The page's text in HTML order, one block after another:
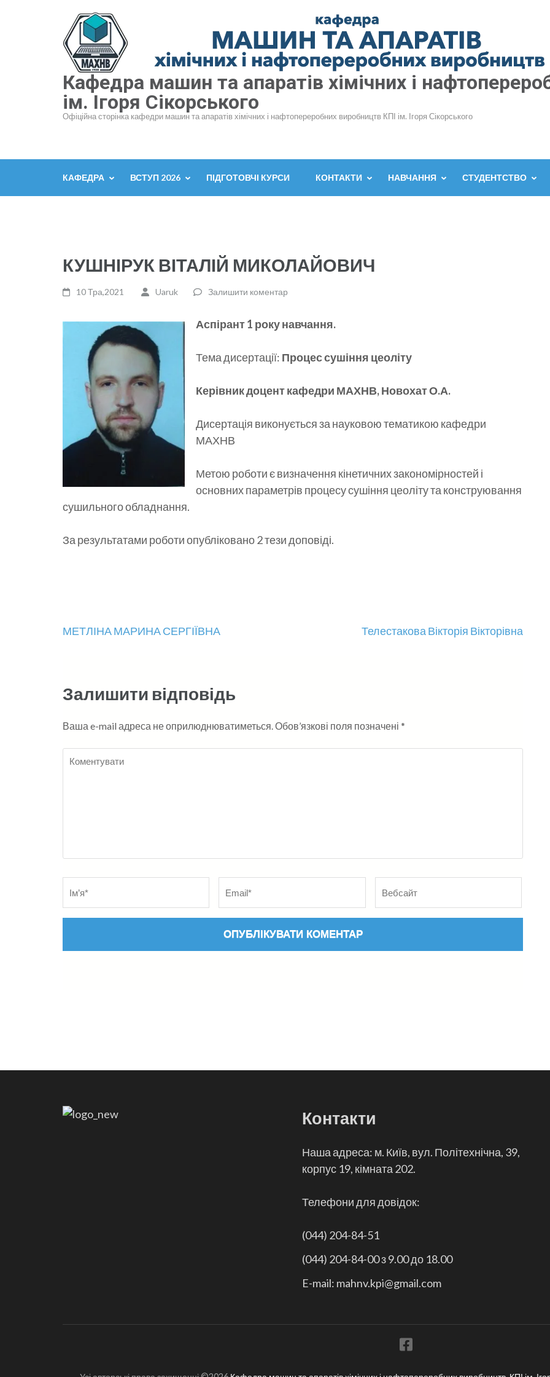
Кафедра машин та апаратів хімічних і
ім. Ігоря Сікорського
Офіційна сторінка кафедри машин та апаратів хімічних і нафтопереробних виробництв КПІ ім. Ігоря Сікорського
КАФЕДРА ВСТУП 2026 ПІДГОТОВЧІ КУРСИ КОНТАКТИ НАВЧАННЯ СТУДЕНТСТВО
КУШНІРУК ВІТАЛІЙ МИКОЛАЙОВИЧ
10 Тра,2021 Uaruk Залишити коментар
Аспірант 1 року навчання.
Тема дисертації: Процес сушіння цеоліту
Керівник доцент кафедри МАХНВ, Новохат О.А.
Дисертація виконується за науковою тематикою кафедри
МАХНВ
Метою роботи є визначення кінетичних закономірностей і
основних параметрів процесу сушіння цеоліту та конструювання
сушильного обладнання.
За результатами роботи опубліковано 2 тези доповіді.
Навігація
МЕТЛІНА МАРИНА СЕРГІЇВНА Телестакова Вікторія Вікторівна
Залишити відповідь
Ваша e-mail адреса не оприлюднюватиметься.Обов’язкові поля позначені *
адреса
Контакти
Наша адреса: м. Київ, вул. Політехнічна, 39,
корпус 19, кімната 202.
Телефони для довідок:
(044) 204-84-51
(044) 204-84-00 з 9.00 до 18.00
E-mail: mahnv.kpi@gmail.com